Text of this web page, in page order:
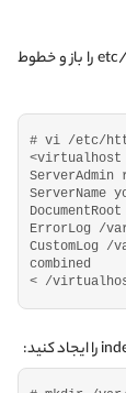
1. فایل پیکربندی آپاچی، یعنی /etc/httpd/conf/httpd.conf را باز و خطوط
# vi /etc/
<
ServerAdmin
ServerName
ErrorLog /
CustomLog /
combined
< /